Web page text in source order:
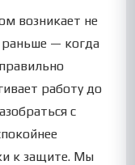
возникает не
— когда
работу до
с
к защите. Мы